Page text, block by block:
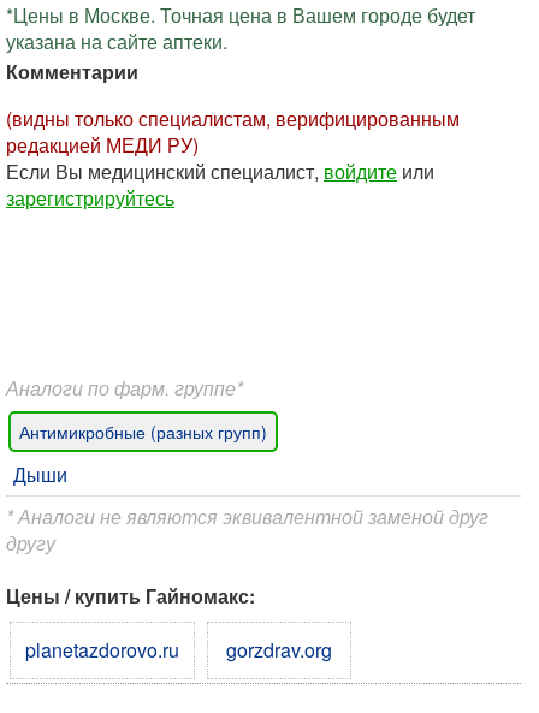
*Цены в Москве. Точная цена в Вашем городе будет
указана на сайте аптеки.
Комментарии
(видны только специалистам, верифицированным
редакцией МЕДИ РУ)
Если Вы медицинский специалист, войдите или
зарегистрируйтесь
Аналоги по фарм. группе*
Антимикробные (разных групп)
Дыши
* Аналоги не являются эквивалентной заменой друг
другу
Цены / купить Гайномакс:
planetazdorovo.ru
gorzdrav.org